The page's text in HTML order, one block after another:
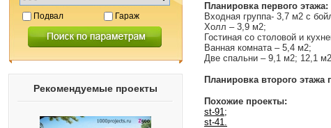
Подвал Гараж
Рекомендуемые проекты
Планировка первого этажа:
Входная группа- 3,7 м2 с
Холл – 3,9 м2;
Гостиная со столовой и
Ванная комната – 5,4 м2;
Две спальни – 9,1 м2; 12,1
Планировка второго
Похожие проекты:
st-91;
st-41.